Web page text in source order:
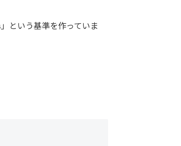
という基準を作っていま